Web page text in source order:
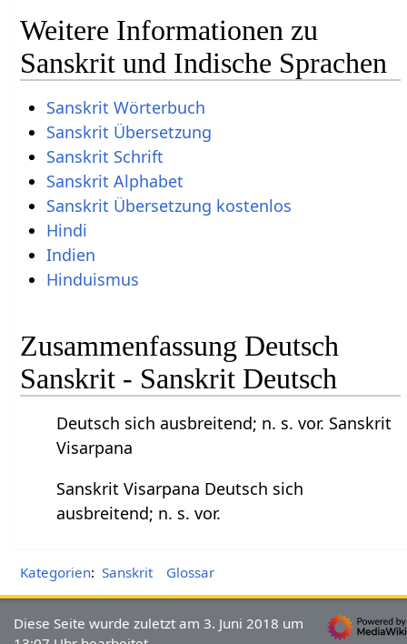
Weitere Informationen zu
Sanskrit und Indische Sprachen
Sanskrit Wörterbuch
Sanskrit Übersetzung
Sanskrit Schrift
Sanskrit Alphabet
Sanskrit Übersetzung kostenlos
Hindi
Indien
Hinduismus
Zusammenfassung Deutsch
Sanskrit - Sanskrit Deutsch
Deutsch sich ausbreitend; n. s. vor. Sanskrit
Visarpana
Sanskrit Visarpana Deutsch sich
ausbreitend; n. s. vor.
Kategorien: Sanskrit Glossar
Diese Seite wurde zuletzt am 3. Juni 2018 um